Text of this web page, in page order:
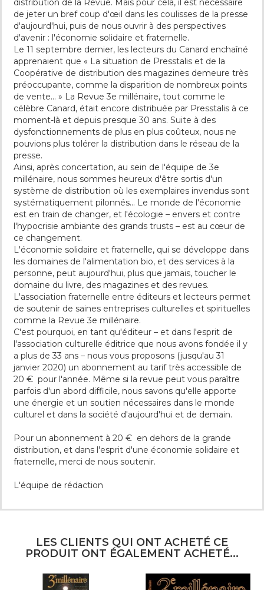
distribution de la Revue. Mais pour cela, il est nécessaire
de jeter un bref coup d'œil dans les coulisses de la presse
d'aujourd'hui, puis de nous ouvrir à des perspectives
d'avenir : l'économie solidaire et fraternelle.
Le 11 septembre dernier, les lecteurs du Canard enchaîné
apprenaient que « La situation de Presstalis et de la
Coopérative de distribution des magazines demeure très
préoccupante, comme la disparition de nombreux points
de vente… » La Revue 3e millénaire, tout comme le
célèbre Canard, était encore distribuée par Presstalis à ce
moment-là et depuis presque 30 ans. Suite à des
dysfonctionnements de plus en plus coûteux, nous ne
pouvions plus tolérer la distribution dans le réseau de la
presse.
Ainsi, après concertation, au sein de l'équipe de 3e
millénaire, nous sommes heureux d'être sortis d'un
système de distribution où les exemplaires invendus sont
systématiquement pilonnés… Le monde de l'économie
est en train de changer, et l'écologie – envers et contre
l'hypocrisie ambiante des grands trusts – est au cœur de
ce changement.
L'économie solidaire et fraternelle, qui se développe dans
les domaines de l'alimentation bio, et des services à la
personne, peut aujourd'hui, plus que jamais, toucher le
domaine du livre, des magazines et des revues.
L'association fraternelle entre éditeurs et lecteurs permet
de soutenir de saines entreprises culturelles et spirituelles
comme la Revue 3e millénaire.
C'est pourquoi, en tant qu'éditeur – et dans l'esprit de
l'association culturelle éditrice que nous avons fondée il y
a plus de 33 ans – nous vous proposons (jusqu'au 31
janvier 2020) un abonnement au tarif très accessible de
20 € pour l'année. Même si la revue peut vous paraître
parfois d'un abord difficile, nous savons qu'elle apporte
une énergie et un soutien nécessaires dans le monde
culturel et dans la société d'aujourd'hui et de demain.
Pour un abonnement à 20 € en dehors de la grande
distribution, et dans l'esprit d'une économie solidaire et
fraternelle, merci de nous soutenir.
L'équipe de rédaction
LES CLIENTS QUI ONT ACHETÉ CE
PRODUIT ONT ÉGALEMENT ACHETÉ...